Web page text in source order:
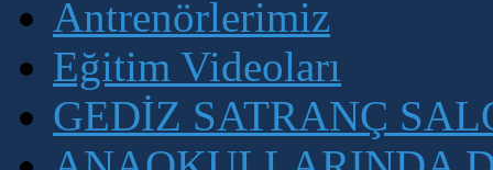
Antrenörlerimiz
Eğitim Videoları
GEDİZ SATRANÇ